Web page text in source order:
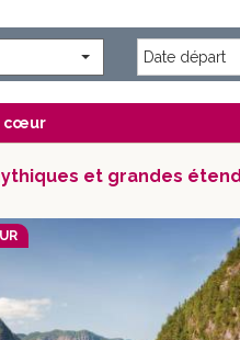
cœur
et grandes